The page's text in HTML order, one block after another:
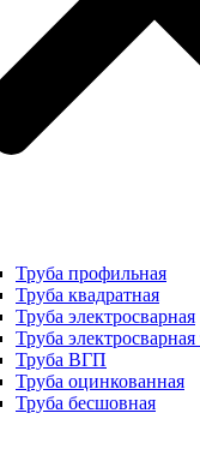
Труба профильная
Труба квадратная
Труба электросварная
Труба
Труба ВГП
Труба оцинкованная
Труба бесшовная